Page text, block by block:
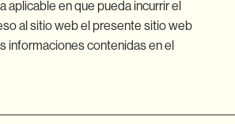
aplicable en que pueda incurrir el
al sitio web el presente sitio web
informaciones contenidas en el